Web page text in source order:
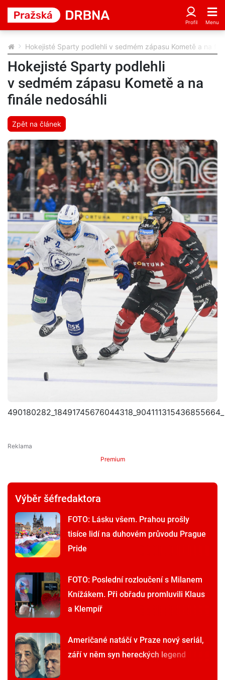
Hokejisté Sparty podlehli v sedmém zápasu Kometě a na
Hokejisté Sparty podlehli
v sedmém zápasu Kometě a na
finále nedosáhli
Zpět na článek
Premium
Výběr šéfredaktora
FOTO: Lásku všem. Prahou prošly
tisíce lidí na duhovém průvodu Prague
Pride
FOTO: Poslední rozloučení s Milanem
Knížákem. Při obřadu promluvili Klaus
a Klempíř
Američané natáčí v Praze nový seriál,
září v něm syn hereckých legend